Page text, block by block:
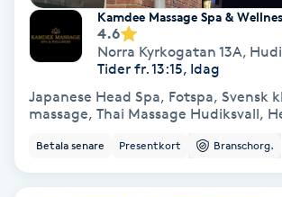
Coachning
Color correction
Cryoterapi
Kamdee Massage Spa &
4.6
Norra Kyrkogatan 13A,
Tider fr. 13:15, Idag
Japanese Head Spa, Fotspa, Svensk
massage, Thai Massage Hudiksvall,
Betala senare Presentkort Branschorg.